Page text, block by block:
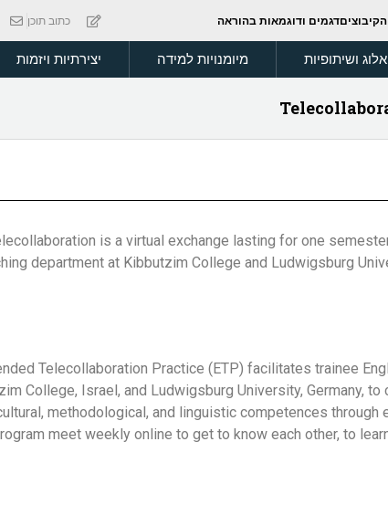
דגמים ודוגמאות בהוראה כתוב תוכן
ושיתופיות מיומנויות למידה יצירתיות ויזמות
is a virtual exchange lasting for one
department at Kibbutzim College and Ludwigsburg
Telecollaboration Practice (ETP) facilitates trainee
College, Israel, and Ludwigsburg University, Germany,
methodological, and linguistic competences through
meet weekly online to get to know each other, to